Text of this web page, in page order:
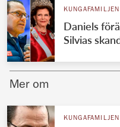
KUNGAFAMILJEN
Daniels
Silvias
Mer om
KUNGAFAMILJEN